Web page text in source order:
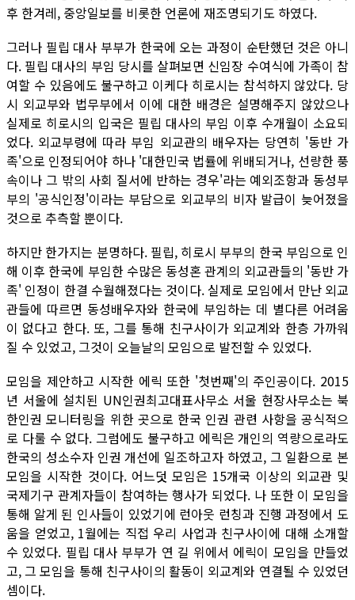
후 한겨레, 중앙일보를 비롯한 언론에 재조명되기도 하였다.
그러나 필립 대사 부부가 한국에 오는 과정이 순탄했던 것은 아니
다. 필립 대사의 부임 당시를 살펴보면 신임장 수여식에 가족이 참
여할 수 있음에도 불구하고 이케다 히로시는 참석하지 않았다. 당
시 외교부와 법무부에서 이에 대한 배경은 설명해주지 않았으나
실제로 히로시의 입국은 필립 대사의 부임 이후 수개월이 소요되
었다. 외교부령에 따라 부임 외교관의 배우자는 당연히 '동반 가
족'으로 인정되어야 하나 '대한민국 법률에 위배되거나, 선량한 풍
속이나 그 밖의 사회 질서에 반하는 경우'라는 예외조항과 동성부
부의 '공식인정'이라는 부담으로 외교부의 비자 발급이 늦어졌을
것으로 추측할 뿐이다.
하지만 한가지는 분명하다. 필립, 히로시 부부의 한국 부임으로 인
해 이후 한국에 부임한 수많은 동성혼 관계의 외교관들의 '동반 가
족' 인정이 한결 수월해졌다는 것이다. 실제로 모임에서 만난 외교
관들에 따르면 동성배우자와 한국에 부임하는 데 별다른 어려움
이 없다고 한다. 또, 그를 통해 친구사이가 외교계와 한층 가까워
질 수 있었고, 그것이 오늘날의 모임으로 발전할 수 있었다.
모임을 제안하고 시작한 에릭 또한 '첫번째'의 주인공이다. 2015
년 서울에 설치된 UN인권최고대표사무소 서울 현장사무소는 북
한인권 모니터링을 위한 곳으로 한국 인권 관련 사항을 공식적으
로 다룰 수 없다. 그럼에도 불구하고 에릭은 개인의 역량으로라도
한국의 성소수자 인권 개선에 일조하고자 하였고, 그 일환으로 본
모임을 시작한 것이다. 어느덧 모임은 15개국 이상의 외교관 및
국제기구 관계자들이 참여하는 행사가 되었다. 나 또한 이 모임을
통해 알게 된 인사들이 있었기에 런아웃 런칭과 진행 과정에서 도
움을 얻었고, 1월에는 직접 우리 사업과 친구사이에 대해 소개할
수 있었다. 필립 대사 부부가 연 길 위에서 에릭이 모임을 만들었
고, 그 모임을 통해 친구사이의 활동이 외교계와 연결될 수 있었던
셈이다.